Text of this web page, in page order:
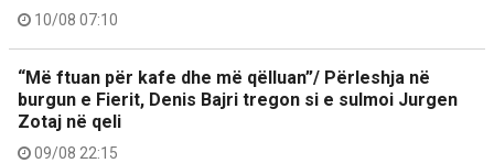
10/08 07:10
“Më ftuan për kafe dhe më qëlluan”/ Përleshja në
burgun e Fierit, Denis Bajri tregon si e sulmoi Jurgen
Zotaj në qeli
09/08 22:15